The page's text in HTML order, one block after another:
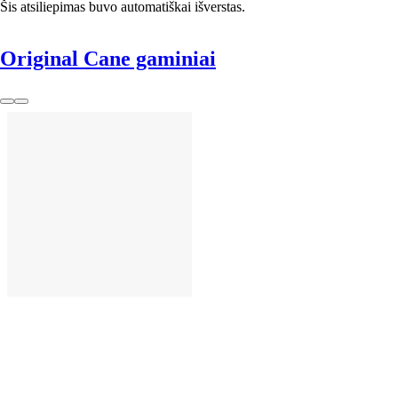
Šis atsiliepimas buvo automatiškai išverstas.
Original Cane gaminiai